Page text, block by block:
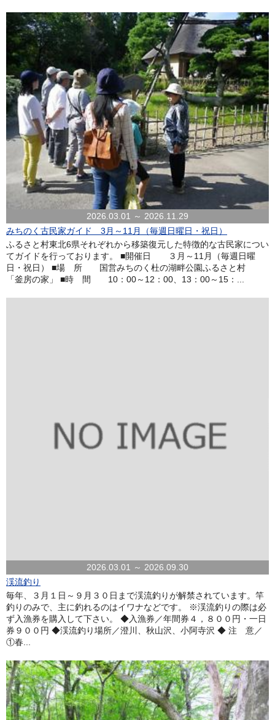
2026.03.01 ～ 2026.11.29
みちのく古民家ガイド 3月～11月（毎週日曜日・祝日）
ふるさと村東北6県それぞれから移築復元した特徴的な古民家につい
てガイドを行っております。 ■開催日 ３月～11月（毎週日曜
日・祝日） ■場 所 国営みちのく杜の湖畔公園ふるさと村
「釜房の家」 ■時 間 10：00～12：00、13：00～15：...
2026.03.01 ～ 2026.09.30
渓流釣り
毎年、３月１日～９月３０日まで渓流釣りが解禁されています。竿
釣りのみで、主に釣れるのはイワナなどです。 ※渓流釣りの際は必
ず入漁券を購入して下さい。 ◆入漁券／年間券４，８００円・一日
券９００円 ◆渓流釣り場所／澄川、秋山沢、小阿寺沢 ◆ 注 意／
①春...